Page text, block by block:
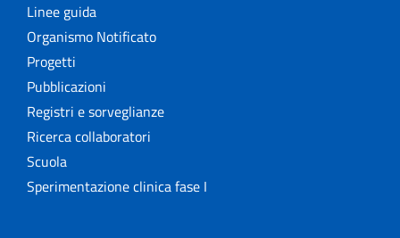
Linee guida
Organismo Notificato
Progetti
Pubblicazioni
Registri e sorveglianze
Ricerca collaboratori
Scuola
Sperimentazione clinica fase I